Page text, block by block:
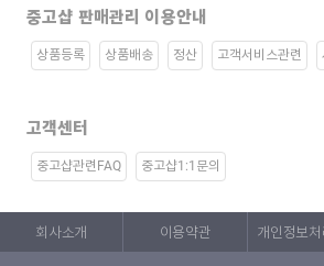
중고샵 판매관리 이용안내
상품등록 상품배송 정산 고객서비스관련
고객센터
중고샵관련FAQ 중고샵1:1문의
회사소개 이용약관 개인정보처